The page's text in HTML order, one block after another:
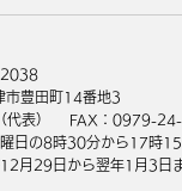
組織案内
豊田町14番地3
表）
FAX：0979-24-
曜日の8時30分から17時
月29日から翌年1月3日